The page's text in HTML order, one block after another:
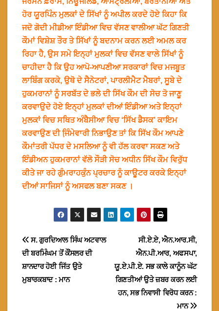
ਹੋਰ ਯੂਰਪਿੰਨ ਮੁਲਕਾਂ ਦੇ ਸਿੱਖਾਂ ਨੂੰ ਅਪੀਲ ਕਰਦੇ ਹੋਏ ਕਿਹਾ ਕਿ
ਜਦੋ ਗੋਦੀ ਮੀਡੀਆ ਇੰਡੀਆ ਵਿਚ ਵੱਸਣ ਵਾਲੀਆ ਘੱਟ ਗਿਣਤੀ
ਕੌਮਾਂ ਵਿਸ਼ੇਸ਼ ਤੌਰ ਤੇ ਸਿੱਖਾਂ ਨੂੰ ਬਦਨਾਮ ਕਰਨ ਲਈ ਅਮਲ ਕਰ
ਰਿਹਾ ਹੈ, ਉਸ ਸਮੇ ਇਨ੍ਹਾਂ ਮੁਲਕਾਂ ਵਿਚ ਵੱਸਣ ਵਾਲੇ ਸਿੱਖਾਂ ਨੂੰ
ਚਾਹੀਦਾ ਹੈ ਕਿ ਉਹ ਆਪੋ-ਆਪਣੀਆ ਸਰਕਾਰਾਂ ਵਿਚ ਮਜਬੂਤ
ਲਾਬਿੰਗ ਕਰਕੇ, ਉਥੋ ਦੇ ਸੈਨੇਟਰਾਂ, ਪਾਰਲੀਮੈਟ ਮੈਬਰਾਂ, ਸੂਬੇ ਦੇ
ਹੁਕਮਰਾਨਾਂ ਨੂੰ ਸਰਬੱਤ ਦੇ ਭਲੇ ਦੀ ਸਿੱਖ ਕੌਮ ਦੀ ਸੋਚ ਤੋ ਜਾਣੂ
ਕਰਵਾਉਦੇ ਹੋਏ ਇਨ੍ਹਾਂ ਮੁਲਕਾਂ ਦੀਆਂ ਇੰਡੀਆ ਅਤੇ ਇਨ੍ਹਾਂ
ਮੁਲਕਾਂ ਵਿਚ ਸਥਿਤ ਅੰਬੈਸੀਆ ਵਿਚ ‘ਸਿੱਖ ਡੈਸਕ’ ਕਾਇਮ
ਕਰਵਾਉਣ ਦੀ ਜਿ਼ੰਮੇਵਾਰੀ ਨਿਭਾਉਣ ਤਾਂ ਕਿ ਸਿੱਖ ਕੌਮ ਆਪਣੇ
ਕੌਮਾਂਤਰੀ ਪੱਧਰ ਦੇ ਮਸਲਿਆ ਨੂੰ ਵੀ ਹੱਲ ਕਰਵਾ ਸਕਣ ਅਤੇ
ਇੰਡੀਅਨ ਹੁਕਮਰਾਨਾਂ ਵੱਲੋ ਸੌੜੀ ਸੋਚ ਅਧੀਨ ਸਿੱਖ ਕੌਮ ਵਿਰੁੱਧ
ਕੀਤੇ ਜਾ ਰਹੇ ਗੁੰਮਰਾਹਕੁੰਨ ਪ੍ਰਚਾਰ ਨੂੰ ਕਾਊਟਰ ਕਰਕੇ ਇਨ੍ਹਾਂ
ਦੀਆਂ ਸਾਜਿਸਾਂ ਨੂੰ ਅਸਫਲ ਬਣਾ ਸਕਣ ।
Post
navigation
ਸੀ.ਏ.ਏ, ਐਨ.ਆਰ.ਸੀ,
ਐਨ.ਪੀ.ਆਰ, ਅਫਸਪਾ,
ਯੂ.ਏ.ਪੀ.ਏ. ਸਭ ਕਾਲੇ ਕਾਨੂੰਨ ਘੱਟ
ਗਿਣਤੀਆਂ ਉਤੇ ਜ਼ਬਰ ਕਰਨ ਲਈ
ਹਨ, ਸਭ ਨਿਵਾਸੀ ਵਿਰੋਧ ਕਰਨ :
ਮਾਨ
ਸ. ਗੁਰਦਿਆਲ ਸਿੰਘ ਅਟਵਾਲ
ਦੀ ਬਰਮਿੰਘਮ ਤੋਂ ਕੌਂਸਲਰ ਦੀ
ਸ਼ਾਨਦਾਰ ਹੋਈ ਜਿੱਤ ਉਤੇ
ਮੁਬਾਰਕਬਾਦ : ਮਾਨ